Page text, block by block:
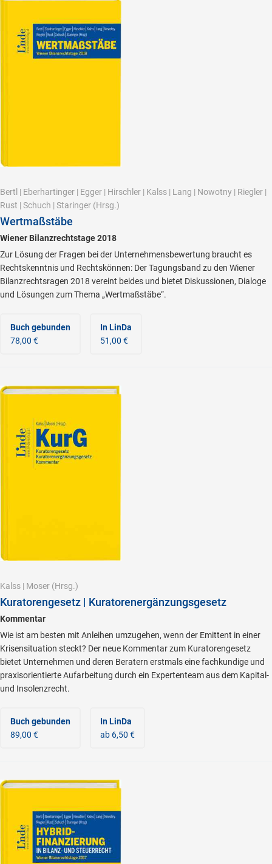
Bertl | Eberhartinger | Egger | Hirschler | Kalss | Lang | Nowotny | Riegler |
Rust | Schuch | Staringer (Hrsg.)
Wertmaßstäbe
Wiener Bilanzrechtstage 2018
Zur Lösung der Fragen bei der Unternehmensbewertung braucht es
Rechtskenntnis und Rechtskönnen: Der Tagungsband zu den Wiener
Bilanzrechtsragen 2018 vereint beides und bietet Diskussionen, Dialoge
und Lösungen zum Thema „Wertmaßstäbe“.
Buch gebunden
78,00 €
In LinDa
51,00 €
Kalss | Moser (Hrsg.)
Kuratorengesetz | Kuratorenergänzungsgesetz
Kommentar
Wie ist am besten mit Anleihen umzugehen, wenn der Emittent in einer
Krisensituation steckt? Der neue Kommentar zum Kuratorengesetz
bietet Unternehmen und deren Beratern erstmals eine fachkundige und
praxisorientierte Aufarbeitung durch ein Expertenteam aus dem Kapital-
und Insolenzrecht.
Buch gebunden
89,00 €
In LinDa
ab 6,50 €